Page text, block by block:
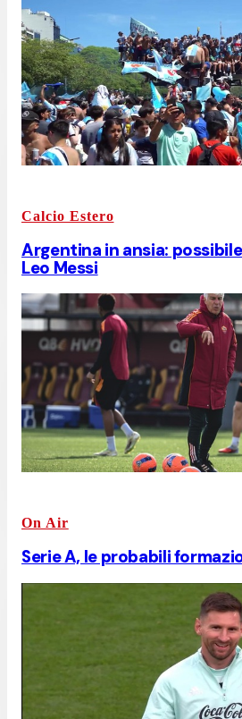
Calcio Estero
Argentina in ansia:
Leo Messi
On Air
Serie A, le probabili